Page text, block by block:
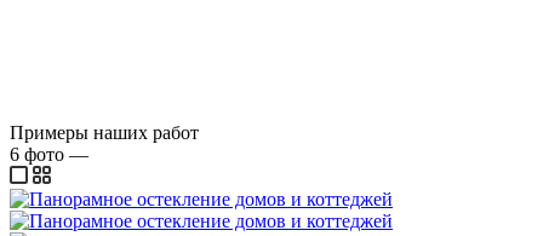
Примеры наших работ
6 фото —